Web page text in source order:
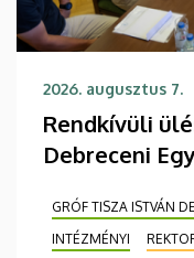
2026. augusztus 7.
Rendkívüli
Debreceni
GRÓF TISZA ISTVÁN
INTÉZMÉNYI